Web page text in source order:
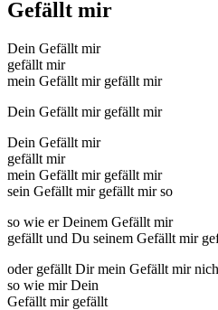
Gefällt mir
Dein Gefällt mir
gefällt mir
mein Gefällt mir gefällt mir
Dein Gefällt mir gefällt mir
Dein Gefällt mir
gefällt mir
mein Gefällt mir gefällt mir
sein Gefällt mir gefällt mir so
so wie er Deinem Gefällt mir
gefällt und Du seinem Gefällt mir
oder gefällt Dir mein Gefällt mir
so wie mir Dein
Gefällt mir gefällt